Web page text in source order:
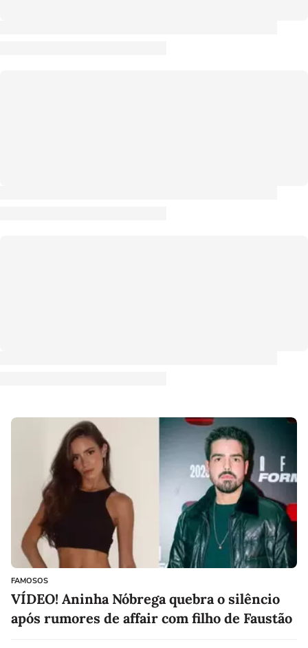
FAMOSOS
VÍDEO! Aninha Nóbrega quebra o silêncio
após rumores de affair com filho de Faustão